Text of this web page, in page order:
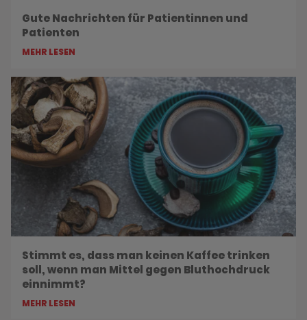
Gute Nachrichten für Patientinnen und
Patienten
MEHR LESEN
Stimmt es, dass man keinen Kaffee trinken
soll, wenn man Mittel gegen Bluthochdruck
einnimmt?
MEHR LESEN